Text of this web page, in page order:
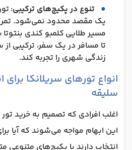
تنوع در پکیج‌های ترکیبی:
یک مقصد محدود نمی‌شود.
مسیر طلایی کلمبو کندی
تا مسافر در یک سفر، ترکیبی
زندگی شهری را تجربه کند.
انواع تورهای سریلانکا برای
سلیقه
اغلب افرادی که تصمیم به خرید تور
این ابهام مواجه می‌شوند که آیا
انتخاب دارند یا پکیج‌های متنوعی